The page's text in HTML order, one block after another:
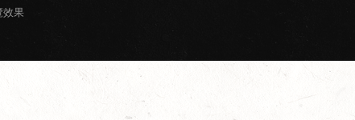
效果